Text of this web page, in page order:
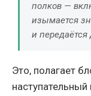
полков —
изымается
и передаётся
Это, полагает